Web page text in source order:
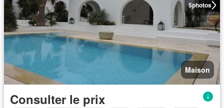
5photos
Maison
Consulter le prix